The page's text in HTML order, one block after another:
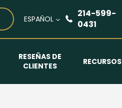
ESPAÑOL
214-599-
0431
RESEÑAS DE
CLIENTES
RECURSOS